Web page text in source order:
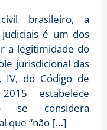
brasileiro, a
é um dos
a legitimidade do
jurisdicional das
IV, do Código de
estabelece
se considera
que “não […]